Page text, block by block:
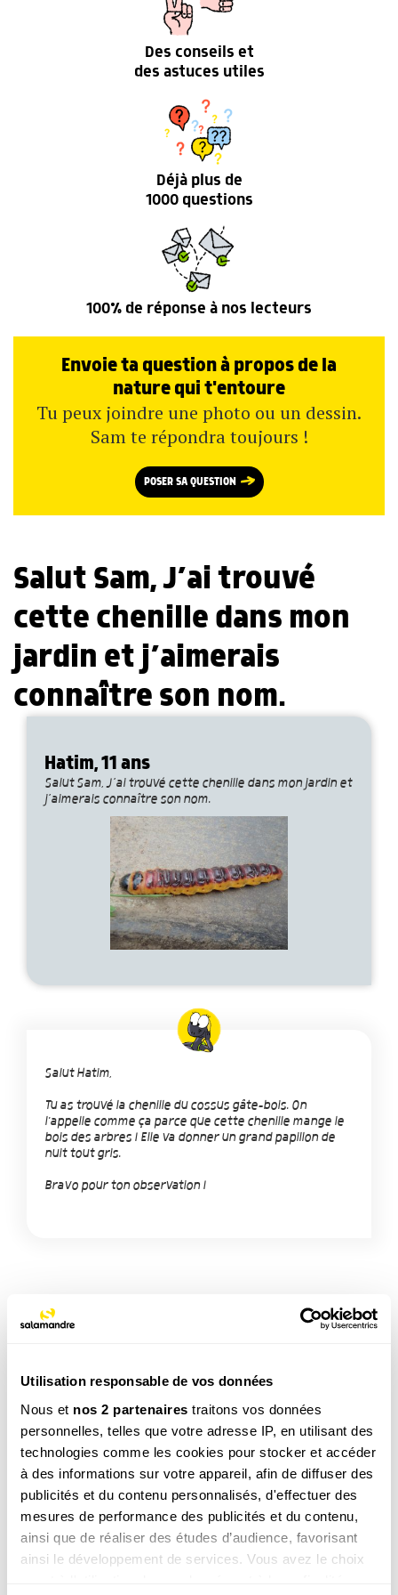
Utilisation responsable de vos données
Nous et nos 2 partenaires traitons vos données
personnelles, telles que votre adresse IP, en utilisant des
technologies comme les cookies pour stocker et accéder
à des informations sur votre appareil, afin de diffuser des
publicités et du contenu personnalisés, d'effectuer des
mesures de performance des publicités et du contenu,
ainsi que de réaliser des études d’audience, favorisant
ainsi le développement de services. Vous avez le choix
Des conseils et
des astuces utiles
Déjà plus de
1000 questions
100% de réponse à nos lecteurs
Envoie ta question à propos de la
nature qui t'entoure
Tu peux joindre une photo ou un dessin.
Sam te répondra toujours !
POSER SA QUESTION
Salut Sam, J’ai trouvé
cette chenille dans mon
jardin et j’aimerais
connaître son nom.
Hatim, 11 ans
Salut Sam, J’ai trouvé cette chenille dans mon jardin et
j’aimerais connaître son nom.
Salut Hatim,
Tu as trouvé la chenille du cossus gâte-bois. On
l'appelle comme ça parce que cette chenille mange le
bois des arbres ! Elle va donner un grand papillon de
nuit tout gris.
Bravo pour ton observation !
NOS 3 REVUES
REVUE SALAMANDRE
Plongez au coeur d'une nature insolite près de chez
vous